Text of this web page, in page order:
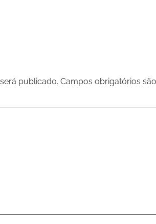
publicado. Campos obrigatórios